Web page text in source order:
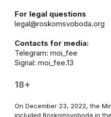
For legal questions
legal@roskomsvoboda.org
Contacts for media:
Telegram: moi_fee
Signal: moi_fee.13
18+
On December 23, 2022, the
included Roskomsvoboda in